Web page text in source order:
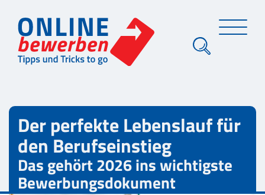
Der perfekte Lebenslauf für
den Berufseinstieg
Das gehört 2026 ins wichtigste
Bewerbungsdokument